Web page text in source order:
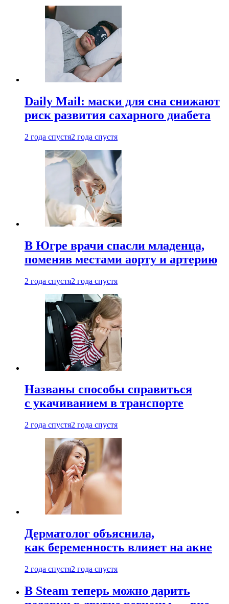
Daily Mail: маски для сна снижают
риск развития сахарного диабета
2 года спустя2 года спустя
В Югре врачи спасли младенца,
поменяв местами аорту и артерию
2 года спустя2 года спустя
Названы способы справиться
с укачиванием в транспорте
2 года спустя2 года спустя
Дерматолог объяснила,
как беременность влияет на акне
2 года спустя2 года спустя
В Steam теперь можно дарить